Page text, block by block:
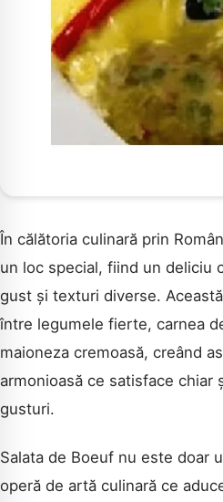
În călătoria culinară prin
un loc special, fiind un deliciu
gust și texturi diverse.
între legumele fierte, carnea
maioneza cremoasă, creând
armonioasă ce satisface chiar
gusturi.
Salata de Boeuf nu este doar
operă de artă culinară ce